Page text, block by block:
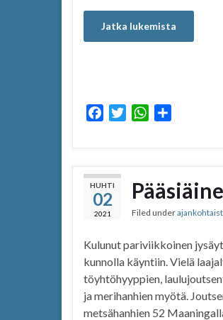
Jatka lukemista
c
e
b
o
o
i
t
W
a
t
s
A
p
a
r
HUHTI
02
2021 Filed under
Kulunut pariviikkoinen
kunnolla käyntiin. Vielä
töyhtöhyyppien,
ja merihanhien myötä.
metsähanhien 52